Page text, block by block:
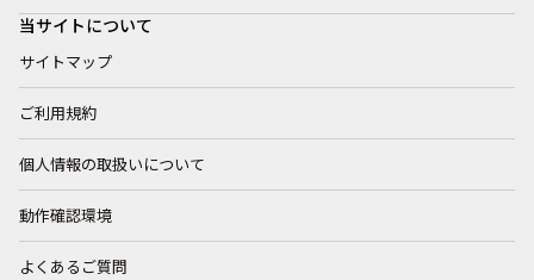
当サイトについて
サイトマップ
ご利用規約
個人情報の取扱いについて
動作確認環境
よくあるご質問